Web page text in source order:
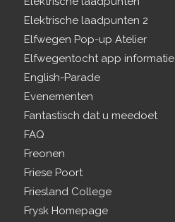
Elektrische laadpunten 2
Elfwegen Pop-up Atelier
Elfwegentocht app informatie
English-Parade
Evenementen
Fantastisch dat u meedoet
FAQ
Freonen
Friese Poort
Friesland College
Frysk Homepage